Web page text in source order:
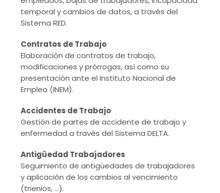
temporal y cambios de datos, a través del
Sistema RED.
Contratos de Trabajo
Elaboración de contratos de trabajo,
modificaciones y prórrogas, así como su
presentación ante el Instituto Nacional de
Empleo (INEM).
Accidentes de Trabajo
Gestión de partes de accidente de trabajo y
enfermedad a través del Sistema DELTA.
Antigüedad Trabajadores
Seguimiento de antigüedades de trabajadores
y aplicación de los cambios al vencimiento
(trienios, …).